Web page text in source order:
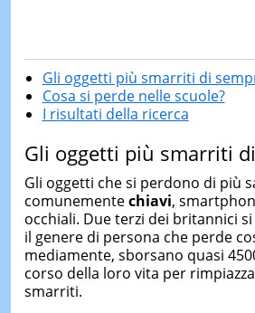
Gli oggetti più smarriti di
Cosa si perde nelle scuole?
I risultati della ricerca
Gli oggetti più smarriti
Gli oggetti che si perdono di più
comunementechiavi,
occhiali. Due terzi dei britannici
il genere di persona che perde
mediamente, sborsano quasi
corso della loro vita per
smarriti.